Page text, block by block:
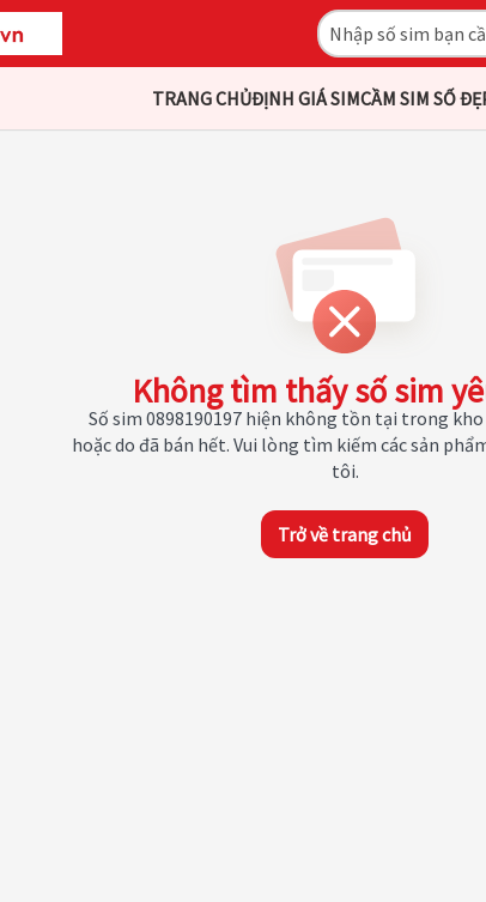
TRANG CHỦĐỊNH GIÁ SIMCẦM SIM SỐ
Không tìm thấy số sim
Số sim 0898190197 hiện không tồn tại trong
hoặc do đã bán hết. Vui lòng tìm kiếm các sản
tôi.
Trở về trang chủ